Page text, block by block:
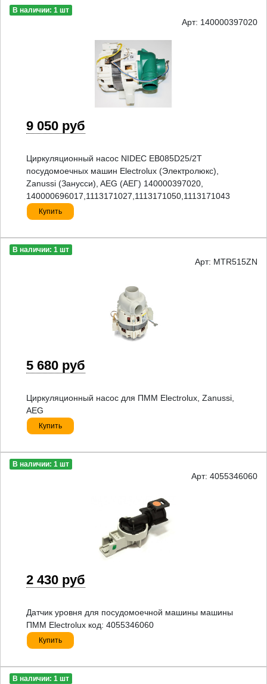
В наличии: 1 шт
Арт: 140000397020
9 050 руб
Циркуляционный насос NIDEC EB085D25/2T
посудомоечных машин Electrolux (Электролюкс),
Zanussi (Занусси), AEG (АЕГ) 140000397020,
140000696017,1113171027,1113171050,1113171043
Купить
В наличии: 1 шт
Арт: MTR515ZN
5 680 руб
Циркуляционный насос для ПММ Electrolux, Zanussi,
AEG
Купить
В наличии: 1 шт
Арт: 4055346060
2 430 руб
Датчик уровня для посудомоечной машины машины
ПММ Electrolux код: 4055346060
Купить
В наличии: 1 шт